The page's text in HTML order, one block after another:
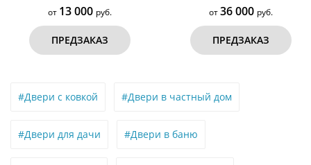
13 000руб.
ПРЕДЗАКАЗ
36 000руб.
ПРЕДЗАКАЗ
#Двери с ковкой #Двери в частный дом
#Двери для дачи #Двери в баню